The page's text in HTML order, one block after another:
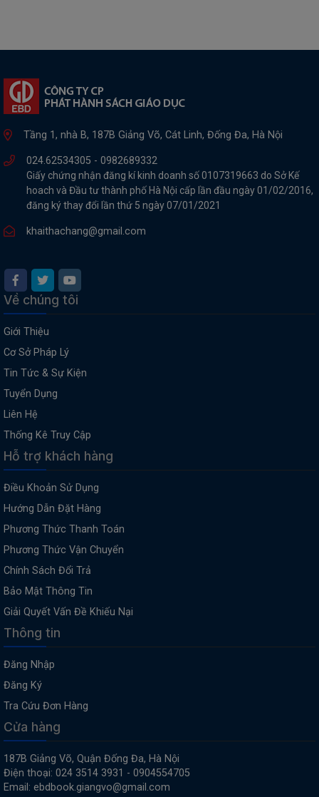
Tầng 1, nhà B, 187B Giảng Võ, Cát Linh, Đống Đa, Hà Nội
024.62534305 - 0982689332
Giấy chứng nhận đăng kí kinh doanh số 0107319663 do Sở Kế
hoach và Đầu tư thành phố Hà Nội cấp lần đầu ngày 01/02/2016,
đăng ký thay đổi lần thứ 5 ngày 07/01/2021
khaithachang@gmail.com
Về chúng tôi
Giới Thiệu
Cơ Sở Pháp Lý
Tin Tức & Sự Kiện
Tuyển Dụng
Liên Hệ
Thống Kê Truy Cập
Hỗ trợ khách hàng
Điều Khoản Sử Dụng
Hướng Dẫn Đặt Hàng
Phương Thức Thanh Toán
Phương Thức Vận Chuyển
Chính Sách Đổi Trả
Bảo Mật Thông Tin
Giải Quyết Vấn Đề Khiếu Nại
Thông tin
Đăng Nhập
Đăng Ký
Tra Cứu Đơn Hàng
Cửa hàng
187B Giảng Võ, Quận Đống Đa, Hà Nội
Điện thoại: 024 3514 3931 - 0904554705
Email: ebdbook.giangvo@gmail.com